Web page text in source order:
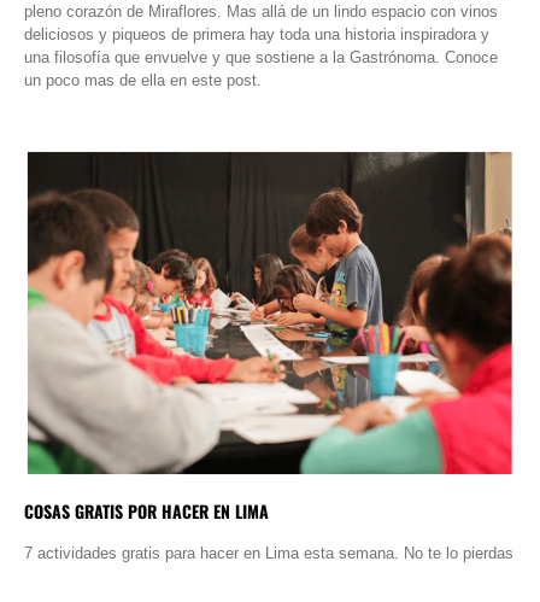
pleno corazón de Miraflores. Mas allá de un lindo espacio con vinos
deliciosos y piqueos de primera hay toda una historia inspiradora y
una filosofía que envuelve y que sostiene a la Gastrónoma. Conoce
un poco mas de ella en este post.
COSAS GRATIS POR HACER EN LIMA
7 actividades gratis para hacer en Lima esta semana. No te lo pierdas